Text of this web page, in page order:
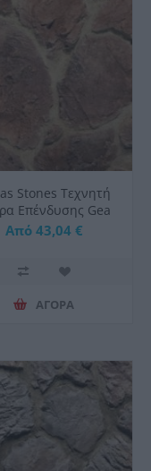
Stones Τεχνητή
Επένδυσης Gea
Sunny & Corner
Από 43,04 €
ΑΓΟΡΑ